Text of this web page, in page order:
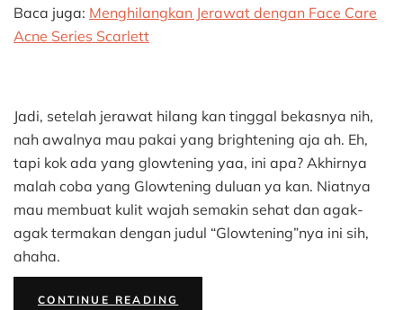
Dan
Baca juga: Menghilangkan Jerawat dengan Face Care
Acne Series Scarlett
Jadi, setelah jerawat hilang kan tinggal bekasnya nih,
nah awalnya mau pakai yang brightening aja ah. Eh,
tapi kok ada yang glowtening yaa, ini apa? Akhirnya
malah coba yang Glowtening duluan ya kan. Niatnya
mau membuat kulit wajah semakin sehat dan agak-
agak termakan dengan judul “Glowtening”nya ini sih,
ahaha.
CONTINUE READINGGLOWTENING